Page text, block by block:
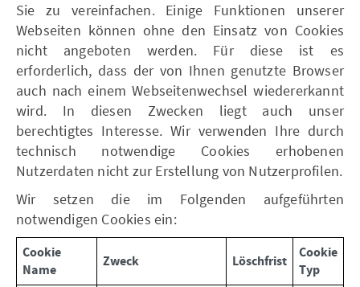
Sie zu vereinfachen. Einige Funktionen unserer
Webseiten können ohne den Einsatz von Cookies
nicht angeboten werden. Für diese ist es
erforderlich, dass der von Ihnen genutzte Browser
auch nach einem Webseitenwechsel wiedererkannt
wird. In diesen Zwecken liegt auch unser
berechtigtes Interesse. Wir verwenden Ihre durch
technisch notwendige Cookies erhobenen
Nutzerdaten nicht zur Erstellung von Nutzerprofilen.
Wir setzen die im Folgenden aufgeführten
notwendigen Cookies ein:
Cookie
Name
Zweck Löschfrist
Cookie
Typ